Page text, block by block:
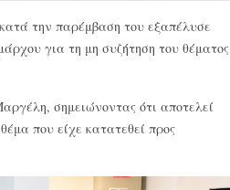
την παρέμβαση του εξαπέλυσε
για τη μη συζήτηση του θέματος
σημειώνοντας ότι αποτελεί
που είχε κατατεθεί προς